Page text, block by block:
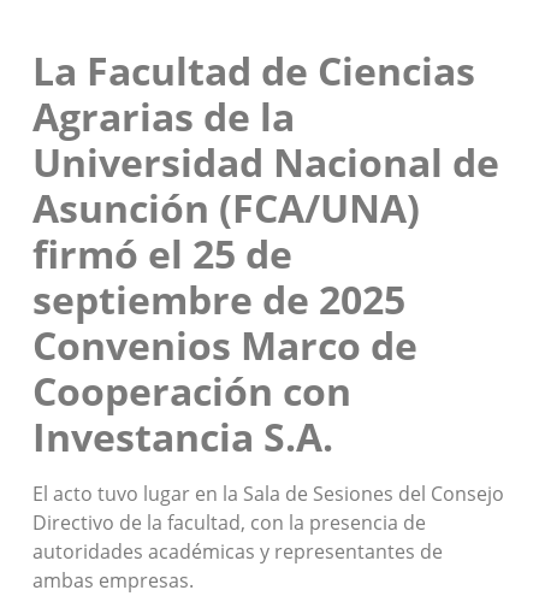
La Facultad de Ciencias
Agrarias de la
Universidad Nacional de
Asunción (FCA/UNA)
firmó el 25 de
septiembre de 2025
Convenios Marco de
Cooperación con
Investancia S.A.
El acto tuvo lugar en la Sala de Sesiones del Consejo
Directivo de la facultad, con la presencia de
autoridades académicas y representantes de
ambas empresas.